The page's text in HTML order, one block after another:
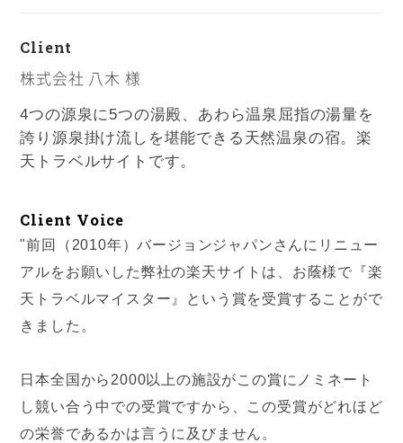
Client
株式会社 八木 様
4つの源泉に5つの湯殿、あわら温泉屈指の湯量を
誇り源泉掛け流しを堪能できる天然温泉の宿。楽
天トラベルサイトです。
Client Voice
"前回（2010年）バージョンジャパンさんにリニュー
アルをお願いした弊社の楽天サイトは、お蔭様で『楽
天トラベルマイスター』という賞を受賞することがで
きました。
日本全国から2000以上の施設がこの賞にノミネート
し競い合う中での受賞ですから、この受賞がどれほど
の栄誉であるかは言うに及びません。